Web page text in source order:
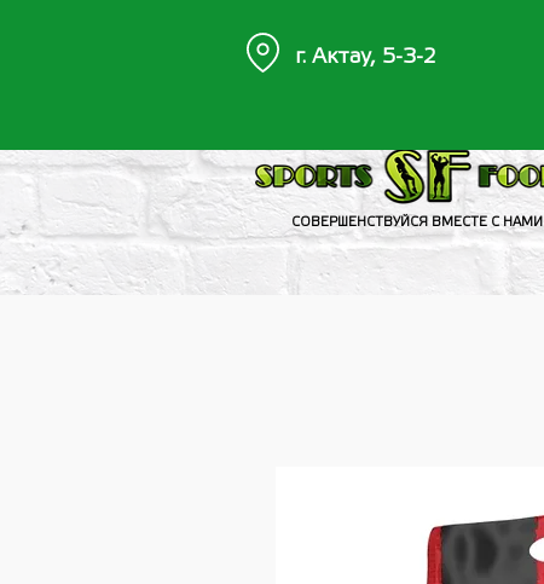
СОВЕРШЕНСТВУЙСЯ ВМЕСТЕ С НАМИ
г. Актау, 5-3-2